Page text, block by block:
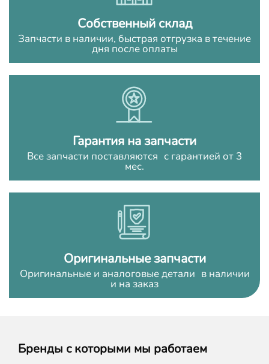
Собственный склад
Запчасти в наличии, быстрая отгрузка в течение
дня после оплаты
Гарантия на запчасти
Все запчасти поставляются с гарантией от 3
мес.
Оригинальные запчасти
Оригинальные и аналоговые детали в наличии
и на заказ
Бренды с которыми мы работаем